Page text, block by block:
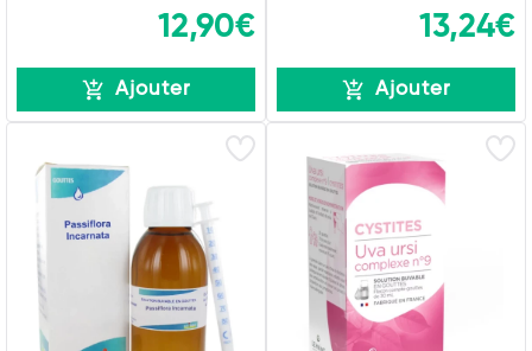
12,90€
Ajouter
13,24€
Ajouter